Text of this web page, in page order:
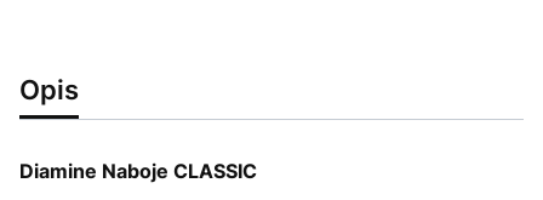
Opis
Diamine Naboje CLASSIC